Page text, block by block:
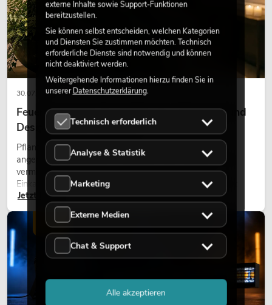
30.07.2026
Feuerhemmende Kunstpflanzen: Sicherheit und
Design perfekt kombiniert
Pflanzen machen Räume lebendig. Sie schaffen eine
angenehme Atmosphäre, verbessern das Ambiente und
vermitteln Natürlichkeit. Ob in Hotels, Restaurants,
Einkaufszentren, Bürogebäuden oder auf Messeständen:
eine hochwertige Begrünung gehört heute längst zum
modernen Raumkonzept.
Jetzt lesen
LICHT
externe Inhalte sowie Support-Funktionen
bereitzustellen.
Sie können selbst entscheiden, welchen Kategorien
und Diensten Sie zustimmen möchten. Technisch
erforderliche Dienste sind notwendig und können
nicht deaktiviert werden.
Weitergehende Informationen hierzu finden Sie in
unsererDatenschutzerklärung.
Technisch erforderlich
Analyse & Statistik
Marketing
Externe Medien
Chat & Support
Alle akzeptieren